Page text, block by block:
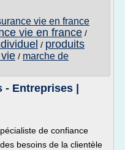
vie en france
vie en france /
/ produits
/ marche de
Entreprises |
de confiance
besoins de la clientèle